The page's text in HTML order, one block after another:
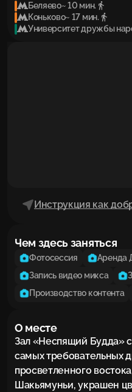
Беляево~ 10 мин.
Коньково~ 17 мин.
Университет дружбы
Инструкция как
Чем здесь заняться
Фотосессия
Аренда
Запись видео микса
Производство контента
О месте
Зал «Неспящий Будда»
самых требовательных
просветленного
Шакьямуньи, украшен